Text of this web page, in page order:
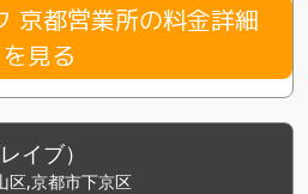
京都営業所の料金詳細
を見る
イブ）
区,京都市下京区